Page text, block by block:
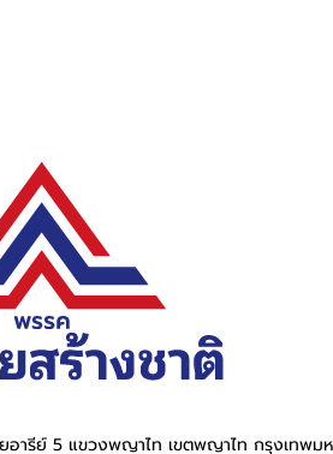
ารีย์ 5 แขวงพญาไท เขตพญาไท กรุงเทพม